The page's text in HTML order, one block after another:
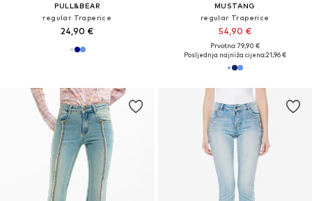
PULL&BEAR
regular Traperice
24,90 €
MUSTANG
regular Traperice
54,90 €
Prvotno: 79,90 €
Posljednja najniža cijena:21,96 €